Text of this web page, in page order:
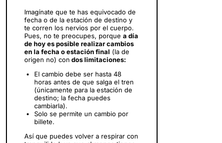
Imagínate que te has equivocado de
fecha o de la estación de destino y
te corren los nervios por el cuerpo.
Pues, no te preocupes, porque a día
de hoy es posible realizar cambios
en la fecha o estación final (la de
origen no) con dos limitaciones:
El cambio debe ser hasta 48
horas antes de que salga el tren
(únicamente para la estación de
destino; la fecha puedes
cambiarla).
Solo se permite un cambio por
billete.
Así que puedes volver a respirar con